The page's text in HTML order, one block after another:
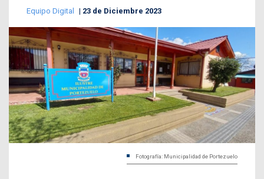
Equipo Digital 23 de Diciembre 2023
Fotografía: Municipalidad de Portezuelo